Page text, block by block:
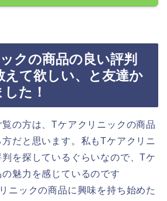
クの商品の良い評判
えて欲しい、と友達か
た！
の方は、Tケアクリニックの商品
だと思います。私もTケアクリニ
を探しているぐらいなので、Tケ
魅力を感じているのです
ニックの商品に興味を持ち始めた